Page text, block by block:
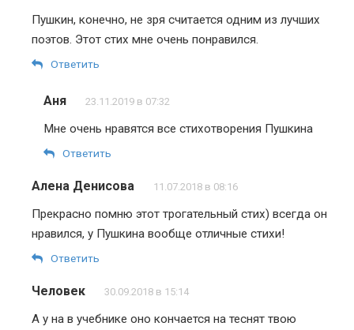
Пушкин, конечно, не зря считается одним из лучших
поэтов. Этот стих мне очень понравился.
Ответить
Аня 23.11.2019 в 07:32
Мне очень нравятся все стихотворения Пушкина
Ответить
Алена Денисова 11.07.2018 в 08:16
Прекрасно помню этот трогательный стих) всегда он
нравился, у Пушкина вообще отличные стихи!
Ответить
Человек 30.09.2018 в 15:14
А у на в учебнике оно кончается на теснят твою